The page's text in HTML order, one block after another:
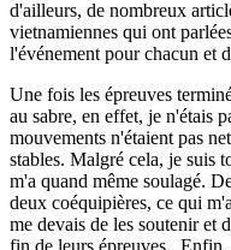
d'ailleurs, de nombreux
vietnamiennes qui ont
l'événement pour chacun et
Une fois les épreuves
au sabre, en effet, je n'étais
mouvements n'étaient pas
stables. Malgré cela, je suis
m'a quand même soulagé.
deux coéquipières, ce qui
me devais de les soutenir et
fin de leurs épreuves. Enfin,